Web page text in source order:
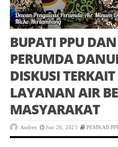
BUPATI PPU
PERUMDA
DISKUSI
LAYANAN AIR
MASYARAKAT
Audrey Jun 26, 2025 PEMKAB